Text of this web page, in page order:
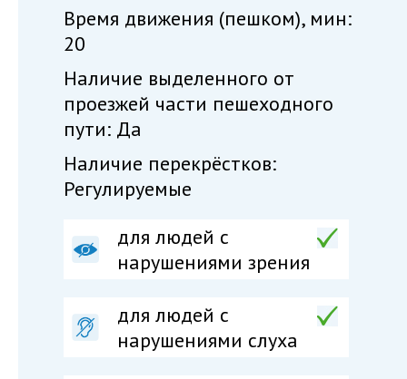
Время движения (пешком), мин:
20
Наличие выделенного от
проезжей части пешеходного
пути: Да
Наличие перекрёстков:
Регулируемые
для людей с
нарушениями зрения
для людей с
нарушениями слуха